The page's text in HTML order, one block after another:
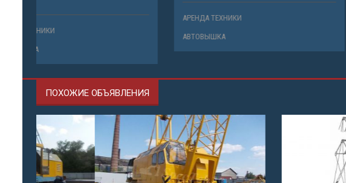
АРЕНДА ТЕХНИКИ
АРЕНДА ТЕХНИКИ
ПОХОЖИЕ ОБЪЯВЛЕНИЯ